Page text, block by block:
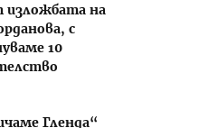
изложбата на
с
10
Гленда“